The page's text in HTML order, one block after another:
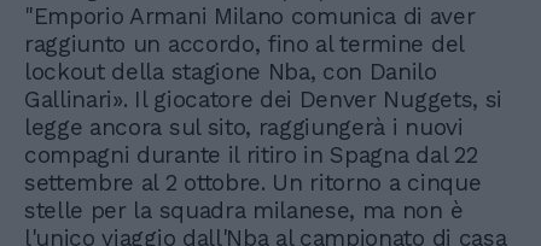
"Emporio Armani Milano comunica di aver
raggiunto un accordo, fino al termine del
lockout della stagione Nba, con Danilo
Gallinari». Il giocatore dei Denver Nuggets, si
legge ancora sul sito, raggiungerà i nuovi
compagni durante il ritiro in Spagna dal 22
settembre al 2 ottobre. Un ritorno a cinque
stelle per la squadra milanese, ma non è
l'unico viaggio dall'Nba al campionato di casa